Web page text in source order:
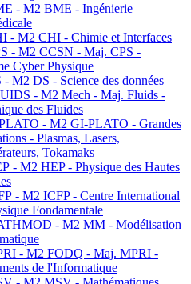
- M2 BME - Ingénierie
- M2 CHI - Chimie et Interfaces
- M2 CCSN - Maj. CPS -
Cyber Physique
M2 DS - Science des données
- M2 Mech - Maj. Fluids -
des Fluides
- M2 GI-PLATO - Grandes
- Plasmas, Lasers,
Tokamaks
- M2 HEP - Physique des Hautes
- M2 ICFP - Centre International
Fondamentale
- M2 MM - Modélisation
- M2 FODQ - Maj. MPRI -
de l'Informatique